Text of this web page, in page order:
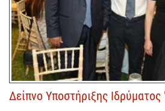
Δείπνο Υποστήριξης